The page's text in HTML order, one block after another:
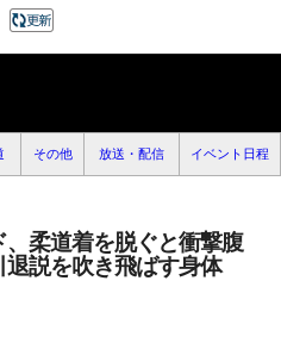
その他 放送・配信 イベント日程
柔道着を脱ぐと衝撃腹
説を吹き飛ばす身体